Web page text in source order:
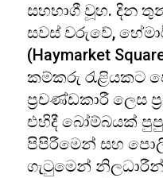
සහභාගී වූහ. දින
සවස් වරුවේ,
(Haymarket
කම්කරු රැළියකට
ප්‍රචණ්ඩකාරී ලෙස
එහිදී බෝම්බයක්
පිපිරීමෙන් සහ
ගැටුමෙන්